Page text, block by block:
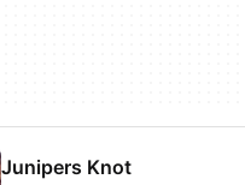
Junipers Knot